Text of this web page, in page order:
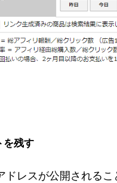
を残す
ドレスが公開される